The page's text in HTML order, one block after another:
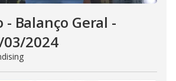
- Balanço Geral -
03/2024